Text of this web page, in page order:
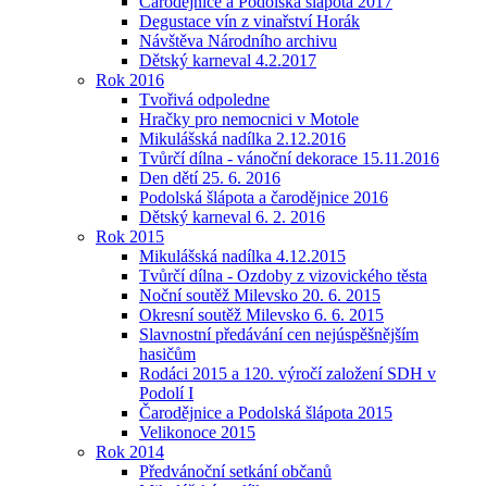
Degustace vín z vinařství Horák
Návštěva Národního archivu
Dětský karneval 4.2.2017
Rok 2016
Tvořivá odpoledne
Hračky pro nemocnici v Motole
Mikulášská nadílka 2.12.2016
Tvůrčí dílna - vánoční dekorace 15.11.2016
Den dětí 25. 6. 2016
Podolská šlápota a čarodějnice 2016
Dětský karneval 6. 2. 2016
Rok 2015
Mikulášská nadílka 4.12.2015
Tvůrčí dílna - Ozdoby z vizovického těsta
Noční soutěž Milevsko 20. 6. 2015
Okresní soutěž Milevsko 6. 6. 2015
Slavnostní předávání cen nejúspěšnějším
hasičům
Rodáci 2015 a 120. výročí založení SDH v
Podolí I
Čarodějnice a Podolská šlápota 2015
Velikonoce 2015
Rok 2014
Předvánoční setkání občanů